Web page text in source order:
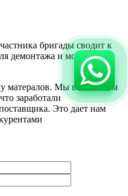
бригады сводит к
демонтажа и монтажа
матералов. Мы выполняем
заработали
Это дает нам